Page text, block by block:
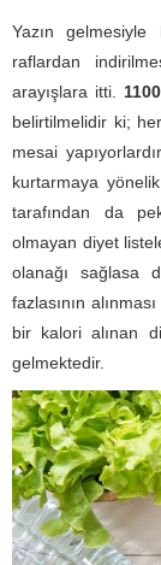
Yazın
raflardan
arayışlara itti.
belirtilmelidir ki;
mesai
kurtarmaya
tarafından da
olmayan diyet
olanağı sağlasa
fazlasının
bir kalori alınan
gelmektedir.